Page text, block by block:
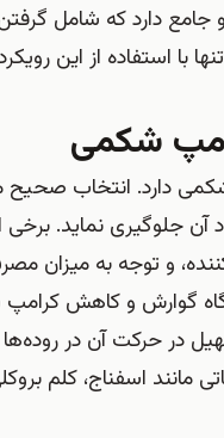
دارد که شامل
با استفاده از این
شکمی
دارد. انتخاب صحیح
جلوگیری نماید. برخی
و توجه به میزان
گوارش و کاهش
در حرکت آن در
مانند اسفناج، کلم